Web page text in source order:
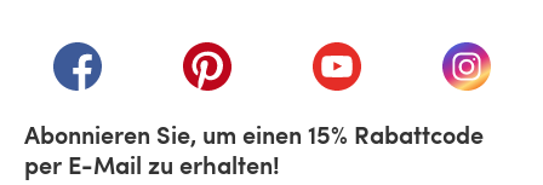
(öffnet sich in einem neuen Tab)
(öffnet sich in einem neuen Tab)
(öffnet sich in einem
(öffnet
Abonnieren Sie, um einen 15% Rabattcode
per E-Mail zu erhalten!